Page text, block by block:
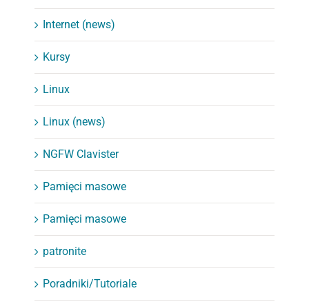
Internet (news)
Kursy
Linux
Linux (news)
NGFW Clavister
Pamięci masowe
Pamięci masowe
patronite
Poradniki/Tutoriale